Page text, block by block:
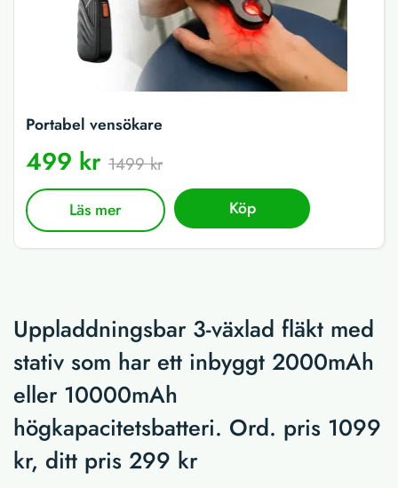
Portabel vensökare
499 kr 1499 kr
Läs mer Köp
Uppladdningsbar 3-växlad fläkt med
stativ som har ett inbyggt 2000mAh
eller 10000mAh
högkapacitetsbatteri. Ord. pris 1099
kr, ditt pris 299 kr